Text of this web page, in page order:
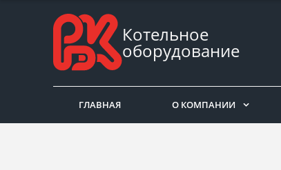
Котельное
оборудование
ГЛАВНАЯ О КОМПАНИИ